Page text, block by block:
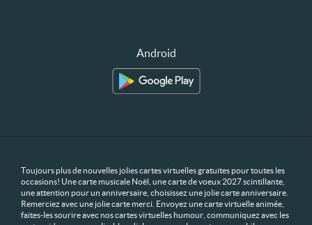
Android
Toujours plus de nouvelles jolies cartes virtuelles gratuites pour toutes les
occasions! Une carte musicale Noël, une carte de voeux 2027 scintillante,
une attention pour un anniversaire, choisissez une jolie carte anniversaire.
Remerciez avec une jolie carte merci. Envoyez une carte virtuelle animée,
faites-les sourire avec nos cartes virtuelles humour, communiquez avec les